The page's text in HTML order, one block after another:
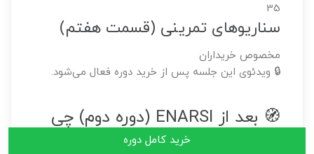
35
سناریوهای تمرینی (قسمت هفتم)
مخصوص خریداران
🔒 ویدئوی این جلسه پس از خرید دوره فعال می‌شود.
🧭 بعد از ENARSI (دوره دوم) چی
خرید کامل دوره